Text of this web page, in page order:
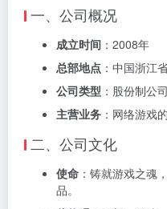
一、公司概况
成立时间 ：2008年
总部地点 ：中国浙江
公司类型 ：股份制公
主营业务 ：网络游戏
二、公司文化
使命 ：铸就游戏之魂
品。